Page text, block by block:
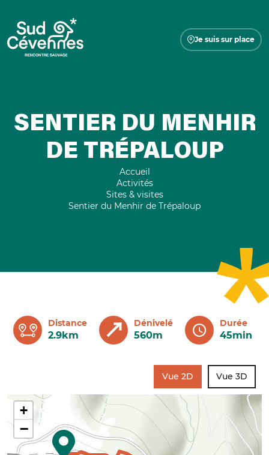
Je suis sur place
SENTIER DU MENHIR
DE TRÉPALOUP
Accueil
Activités
Sites & visites
Sentier du Menhir de Trépaloup
Distance
2.9km
Dénivelé
560m
Durée
45min
Vue 2D Vue 3D
+
−